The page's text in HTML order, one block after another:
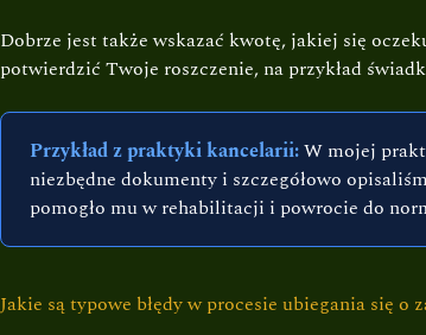
Dobrze jest także wskazać kwotę, jakiej się
potwierdzić Twoje roszczenie, na przykład
Przykład z praktyki kancelarii:W mojej
niezbędne dokumenty i szczegółowo
pomogło mu w rehabilitacji i powrocie do
Jakie są typowe błędy w procesie ubiegania się o